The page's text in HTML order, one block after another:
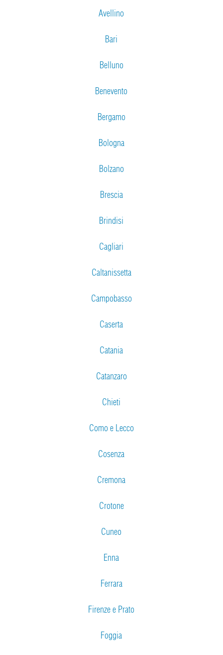
Avellino
Bari
Belluno
Benevento
Bergamo
Bologna
Bolzano
Brescia
Brindisi
Cagliari
Caltanissetta
Campobasso
Caserta
Catania
Catanzaro
Chieti
Como e Lecco
Cosenza
Cremona
Crotone
Cuneo
Enna
Ferrara
Firenze e Prato
Foggia